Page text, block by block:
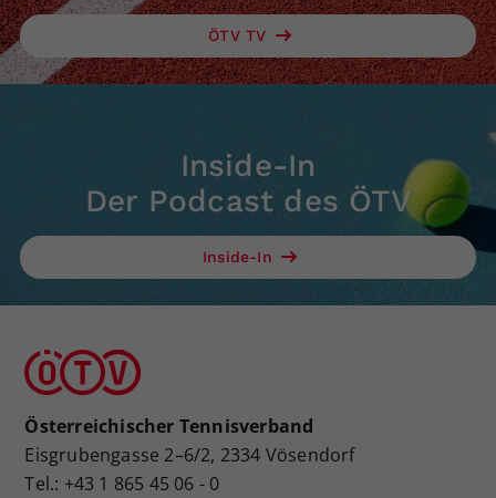
ÖTV TV
Inside-In
Der Podcast des ÖTV
Inside-In
Österreichischer Tennisverband
Eisgrubengasse 2–6/2, 2334 Vösendorf
Tel.: +43 1 865 45 06 - 0